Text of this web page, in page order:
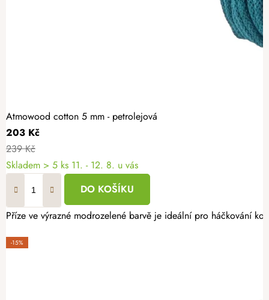
Atmowood cotton 5 mm - petrolejová
203 Kč
239 Kč
Skladem > 5 ks 11. - 12. 8. u vás
DO KOŠÍKU
Příze ve výrazné modrozelené barvě je ideální pro háčkování
-15%